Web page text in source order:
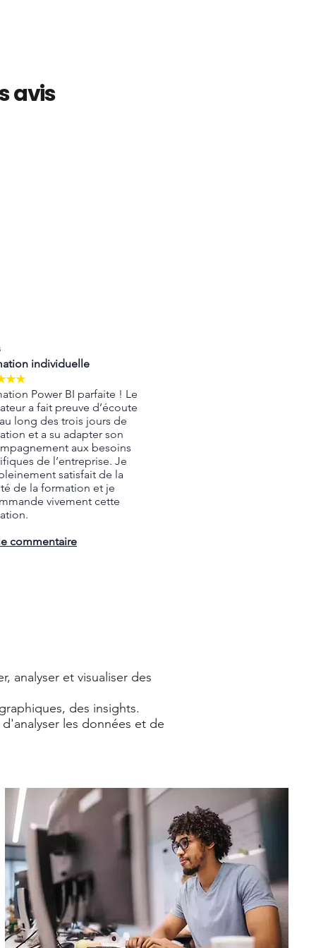
avis
individuelle
Power BI parfaite ! Le
a fait preuve d’écoute
long des trois jours de
et a su adapter son
aux besoins
de l’entreprise. Je
satisfait de la
de la formation et je
vivement cette
commentaire
analyser et visualiser des
des insights.
les données et de